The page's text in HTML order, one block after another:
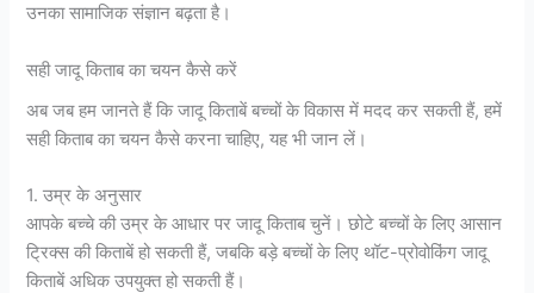
उनका सामाजिक संज्ञान बढ़ता है।
सही जादू किताब का चयन कैसे करें
अब जब हम जानते हैं कि जादू किताबें बच्चों के विकास में मदद कर सकती हैं, हमें
सही किताब का चयन कैसे करना चाहिए, यह भी जान लें।
1. उम्र के अनुसार
आपके बच्चे की उम्र के आधार पर जादू किताब चुनें। छोटे बच्चों के लिए आसान
ट्रिक्स की किताबें हो सकती हैं, जबकि बड़े बच्चों के लिए थॉट-प्रोवोकिंग जादू
किताबें अधिक उपयुक्त हो सकती हैं।